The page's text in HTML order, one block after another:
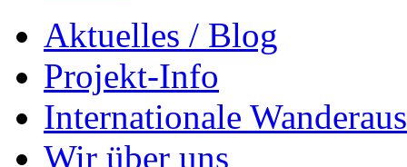
Aktuelles / Blog
Projekt-Info
Internationale
Wir über uns